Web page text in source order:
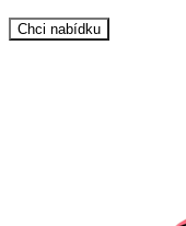
Chci nabídku